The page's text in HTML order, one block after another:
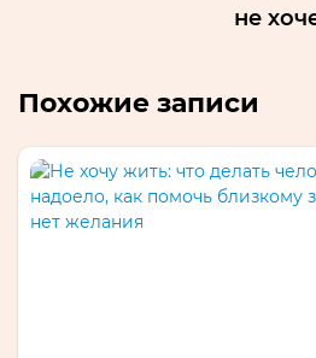
не
Похожие записи